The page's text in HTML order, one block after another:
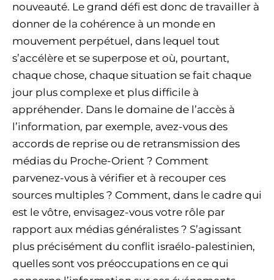
nouveauté. Le grand défi est donc de travailler à
donner de la cohérence à un monde en
mouvement perpétuel, dans lequel tout
s’accélère et se superpose et où, pourtant,
chaque chose, chaque situation se fait chaque
jour plus complexe et plus difficile à
appréhender. Dans le domaine de l’accès à
l’information, par exemple, avez-vous des
accords de reprise ou de retransmission des
médias du Proche-Orient ? Comment
parvenez-vous à vérifier et à recouper ces
sources multiples ? Comment, dans le cadre qui
est le vôtre, envisagez-vous votre rôle par
rapport aux médias généralistes ? S’agissant
plus précisément du conflit israélo-palestinien,
quelles sont vos préoccupations en ce qui